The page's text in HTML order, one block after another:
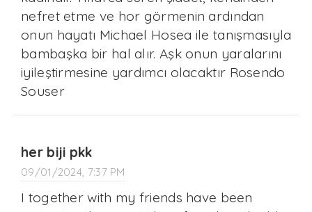
nefret etme ve hor görmenin ardından
onun hayatı Michael Hosea ile tanışmasıyla
bambaşka bir hal alır. Aşk onun yaralarını
iyileştirmesine yardımcı olacaktır Rosendo
Souser
her biji pkk
09/01/2024, 7:37 PM
I together with my friends have been